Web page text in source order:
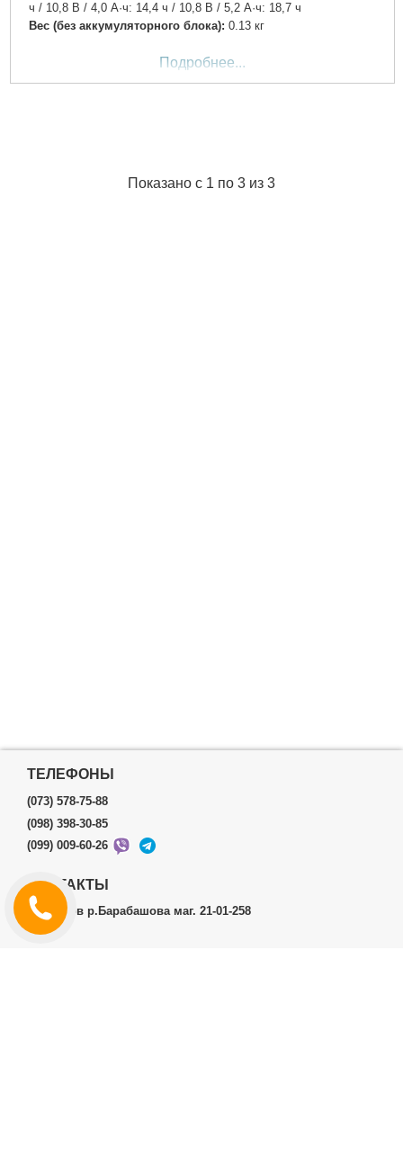
ч / 10,8 В / 4,0 А·ч: 14,4 ч / 10,8 В / 5,2 А·ч: 18,7 ч
Вес (без аккумуляторного блока): 0.13 кг
Подробнее...
Показано с 1 по 3 из 3
ТЕЛЕФОНЫ
(073) 578-75-88
(098) 398-30-85
(099) 009-60-26
КОНТАКТЫ
г.Харьков р.Барабашова маг. 21-01-258